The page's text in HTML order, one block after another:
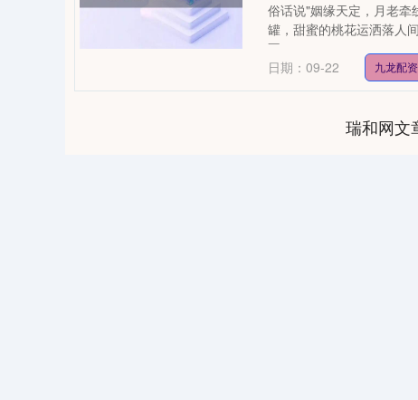
俗话说"姻缘天定，月老牵
罐，甜蜜的桃花运洒落人
不....
日期：09-22
九龙配资
瑞和网文